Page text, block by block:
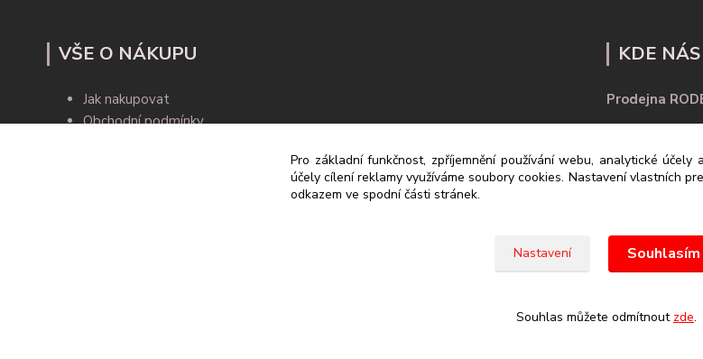
VŠE O NÁKUPU
Jak nakupovat
Obchodní podmínky
KDE
Prodejna
430 01
Pro základní funkčnost, zpříjemnění používání webu, analytické
účely cílení reklamy využíváme soubory cookies. Nastavení vlastních
odkazem ve spodní části stránek.
Nastavení Souhlasím
Souhlas můžete odmítnout zde.